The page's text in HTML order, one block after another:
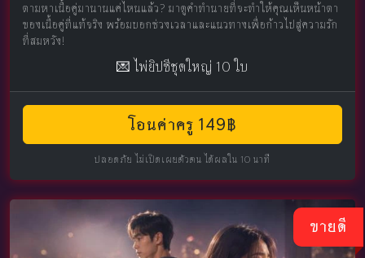
ตามหาเนื้อคู่มานานแค่ไหนแล้ว? มาดูคำทำนายที่จะทำให้คุณเห็นหน้าตา
ของเนื้อคู่ที่แท้จริง พร้อมบอกช่วงเวลาและแนวทางเพื่อก้าวไปสู่ความรัก
ที่สมหวัง!
💌 ไพ่ยิปซีชุดใหญ่ 10 ใบ
โอนค่าครู 149฿
ปลอดภัย ไม่เปิดเผยตัวตน ได้ผลใน 10 นาที
ขายดี